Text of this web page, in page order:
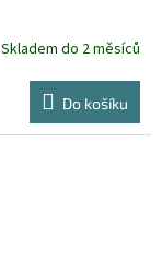
Skladem do 2 měsíců
Do košíku